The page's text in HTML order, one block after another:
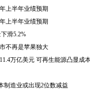
上半年业绩预期
上半年业绩预期
滑5.2%
不再是苹果独大
万亿美元 可再生能源凸显成
制造业或出现2位数减益